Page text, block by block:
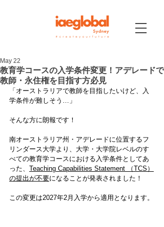
教育学コースの入学条件変更！アデレードで
教師・永住権を目指す方必見
May 22
「オーストラリアで教師を目指したいけど、入
学条件が難しそう…」
そんな方に朗報です！
南オーストラリア州・アデレードに位置するフ
リンダース大学より、大学・大学院レベルのす
べての教育学コースにおける入学条件としてあ
った、 Teaching Capabilities Statement （TCS）
の提出が不要になることが発表されました！
この変更は2027年2月入学から適用となります。